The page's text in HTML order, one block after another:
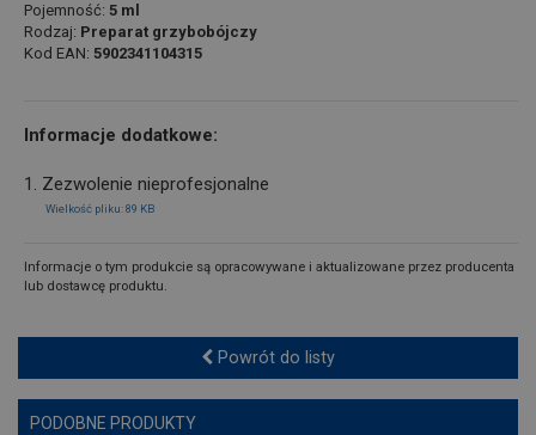
Pojemność: 5 ml
Rodzaj: Preparat grzybobójczy
Kod EAN: 5902341104315
Informacje dodatkowe:
1. Zezwolenie nieprofesjonalne
Wielkość pliku: 89 KB
Informacje o tym produkcie są opracowywane i aktualizowane przez producenta
lub dostawcę produktu.
Powrót do listy
PODOBNE PRODUKTY